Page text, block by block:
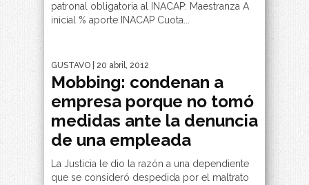
patronal obligatoria al INACAP: Maestranza A
inicial % aporte INACAP Cuota...
GUSTAVO | 20 abril, 2012
Mobbing: condenan a
empresa porque no tomó
medidas ante la denuncia
de una empleada
La Justicia le dio la razón a una dependiente
que se consideró despedida por el maltrato